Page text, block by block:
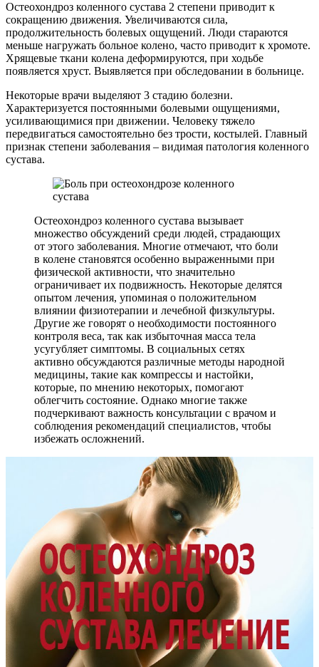
Остеохондроз коленного сустава 2 степени приводит к
сокращению движения. Увеличиваются сила,
продолжительность болевых ощущений. Люди стараются
меньше нагружать больное колено, часто приводит к хромоте.
Хрящевые ткани колена деформируются, при ходьбе
появляется хруст. Выявляется при обследовании в больнице.
Некоторые врачи выделяют 3 стадию болезни.
Характеризуется постоянными болевыми ощущениями,
усиливающимися при движении. Человеку тяжело
передвигаться самостоятельно без трости, костылей. Главный
признак степени заболевания – видимая патология коленного
сустава.
Остеохондроз коленного сустава вызывает
множество обсуждений среди людей, страдающих
от этого заболевания. Многие отмечают, что боли
в колене становятся особенно выраженными при
физической активности, что значительно
ограничивает их подвижность. Некоторые делятся
опытом лечения, упоминая о положительном
влиянии физиотерапии и лечебной физкультуры.
Другие же говорят о необходимости постоянного
контроля веса, так как избыточная масса тела
усугубляет симптомы. В социальных сетях
активно обсуждаются различные методы народной
медицины, такие как компрессы и настойки,
которые, по мнению некоторых, помогают
облегчить состояние. Однако многие также
подчеркивают важность консультации с врачом и
соблюдения рекомендаций специалистов, чтобы
избежать осложнений.